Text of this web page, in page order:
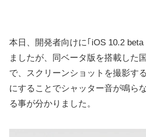
本日、開発者向けに｢iOS 10.2
ましたが、同ベータ版を搭載した
で、スクリーンショットを撮影す
にすることでシャッター音が鳴ら
る事が分かりました。